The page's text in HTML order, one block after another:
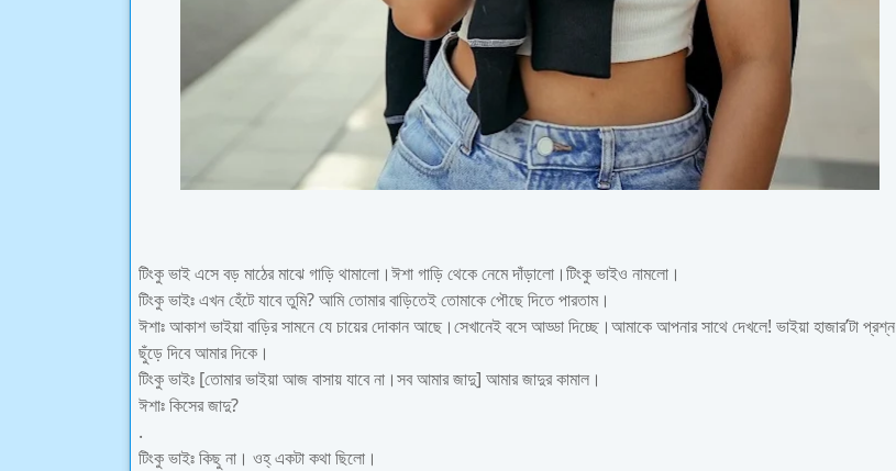
টিংকু ভাই এসে বড় মাঠের মাঝে গাড়ি থামালো।ঈশা গাড়ি থেকে নেমে দাঁড়ালো।টিংকু ভাইও নামলো।
টিংকু ভাইঃ এখন হেঁটে যাবে তুমি? আমি তোমার বাড়িতেই তোমাকে পৌছে দিতে পারতাম।
ঈশাঃ আকাশ ভাইয়া বাড়ির সামনে যে চায়ের দোকান আছে।সেখানেই বসে আড্ডা দিচ্ছে।আমাকে আপনার সাথে দেখলে! ভাইয়া হাজার’টা প্রশ্ন
ছুঁড়ে দিবে আমার দিকে।
টিংকু ভাইঃ [তোমার ভাইয়া আজ বাসায় যাবে না।সব আমার জাদু] আমার জাদুর কামাল।
ঈশাঃ কিসের জাদু?
.
টিংকু ভাইঃ কিছু না। ওহ্ একটা কথা ছিলো।